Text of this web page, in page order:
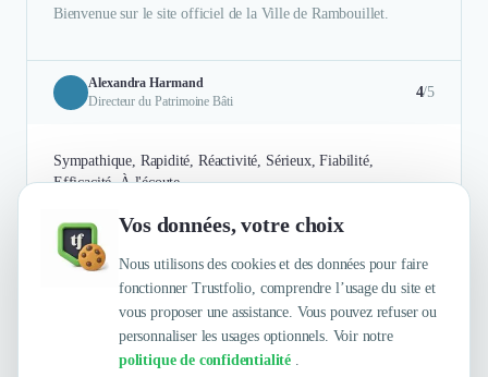
Vos données, votre choix
Nous utilisons des cookies et des données pour faire
fonctionner Trustfolio, comprendre l’usage du site et
vous proposer une assistance. Vous pouvez refuser ou
personnaliser les usages optionnels. Voir notre
politique de confidentialité .
Bienvenue sur le site officiel de la Ville de Rambouillet.
Alexandra Harmand
Directeur du Patrimoine Bâti
4/5
Sympathique, Rapidité, Réactivité, Sérieux, Fiabilité,
Efficacité, À l'écoute
Authentifié le 25/09/2025 par